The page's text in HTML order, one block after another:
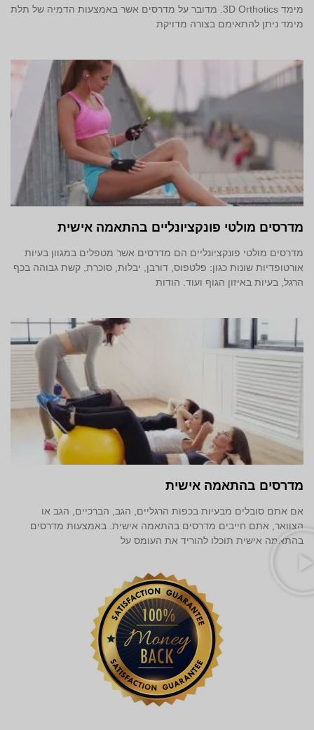
מימד 3D Orthotics. מדובר על מדרסים אשר באמצעות הדמיה של תלת
מימד ניתן להתאימם בצורה מדויקת
מדרסים מולטי פונקציונליים בהתאמה אישית
מדרסים מולטי פונקציונליים הם מדרסים אשר מטפלים במגוון בעיות
אורטופדיות שונות כגון: פלטפוס, דורבן, יבלות, סוכרת, קשת גבוהה בכף
הרגל, בעיות באיזון הגוף ועוד. הודות
מדרסים בהתאמה אישית
אם אתם סובלים מבעיות בכפות הרגליים, הגב, הברכיים, הגב או
הצוואר, אתם חייבים מדרסים בהתאמה אישית. באמצעות מדרסים
בהתאמה אישית תוכלו להוריד את העומס על